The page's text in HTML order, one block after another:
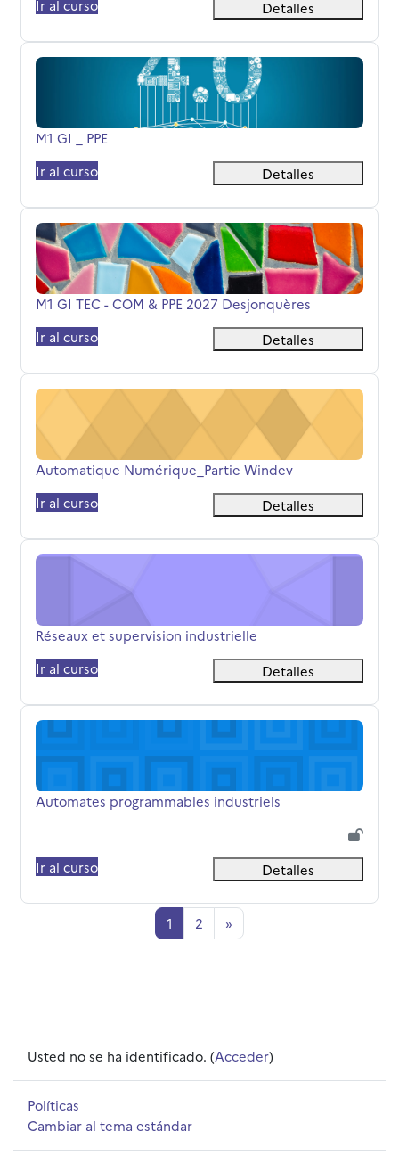
Ir al curso
Detalles
M1 GI _ PPE
Nombre del curso
M1 GI _ PPE
Ir al curso
Detalles
M1 GI TEC - COM &amp; PPE 2027 Desjonquères
Nombre del curso
M1 GI TEC - COM & PPE 2027 Desjonquères
Ir al curso
Detalles
Automatique Numérique_Partie Windev
Nombre del curso
Automatique Numérique_Partie Windev
Ir al curso
Detalles
Réseaux et supervision industrielle
Nombre del curso
Réseaux et supervision industrielle
Ir al curso
Detalles
Automates programmables industriels
Nombre del curso
Automates programmables industriels
Ir al curso Detalles
1 Página 1
2 Página 2
»
Usted no se ha identificado. (Acceder)
Políticas
Cambiar al tema estándar